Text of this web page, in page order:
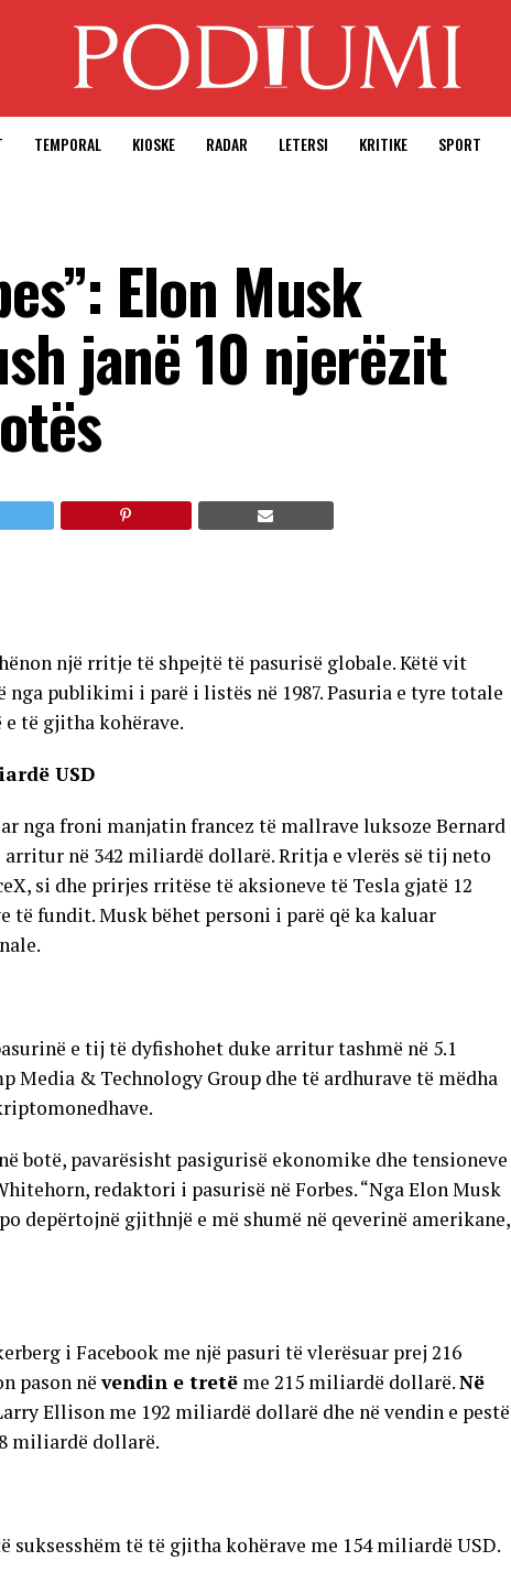
TEMPORAL KIOSKE RADAR LETERSI KRITIKE SPORT
Elon Musk
janë 10 njerëzit
një rritje të shpejtë të pasurisë globale. Këtë vit
publikimi i parë i listës në 1987. Pasuria e tyre totale
të gjitha kohërave.
USD
nga froni manjatin francez të mallrave luksoze Bernard
në 342 miliardë dollarë. Rritja e vlerës së tij neto
si dhe prirjes rritëse të aksioneve të Tesla gjatë 12
të fundit. Musk bëhet personi i parë që ka kaluar
e tij të dyfishohet duke arritur tashmë në 5.1
& Technology Group dhe të ardhurave të mëdha
botë, pavarësisht pasigurisë ekonomike dhe tensioneve
redaktori i pasurisë në Forbes. “Nga Elon Musk
depërtojnë gjithnjë e më shumë në qeverinë amerikane,
i Facebook me një pasuri të vlerësuar prej 216
pason nëvendin e tretë me 215 miliardë dollarë.Në
Ellison me 192 miliardë dollarë dhe në vendin e pestë
miliardë dollarë.
suksesshëm të të gjitha kohërave me 154 miliardë USD.